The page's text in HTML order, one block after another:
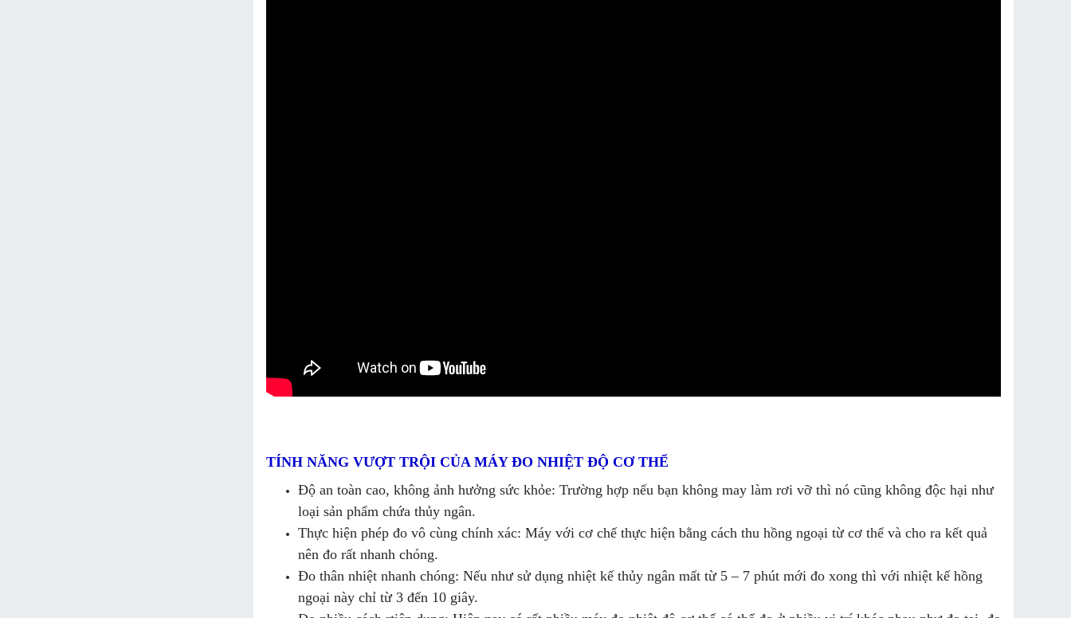
TÍNH NĂNG VƯỢT TRỘI CỦA MÁY ĐO NHIỆT ĐỘ CƠ THỂ
Độ an toàn cao, không ảnh hưởng sức khỏe: Trường hợp nếu bạn không may làm rơi vỡ thì nó cũng không độc hại như
loại sản phẩm chứa thủy ngân.
Thực hiện phép đo vô cùng chính xác: Máy với cơ chế thực hiện bằng cách thu hồng ngoại từ cơ thể và cho ra kết quả
nên đo rất nhanh chóng.
Đo thân nhiệt nhanh chóng: Nếu như sử dụng nhiệt kế thủy ngân mất từ 5 – 7 phút mới đo xong thì với nhiệt kế hồng
ngoại này chỉ từ 3 đến 10 giây.